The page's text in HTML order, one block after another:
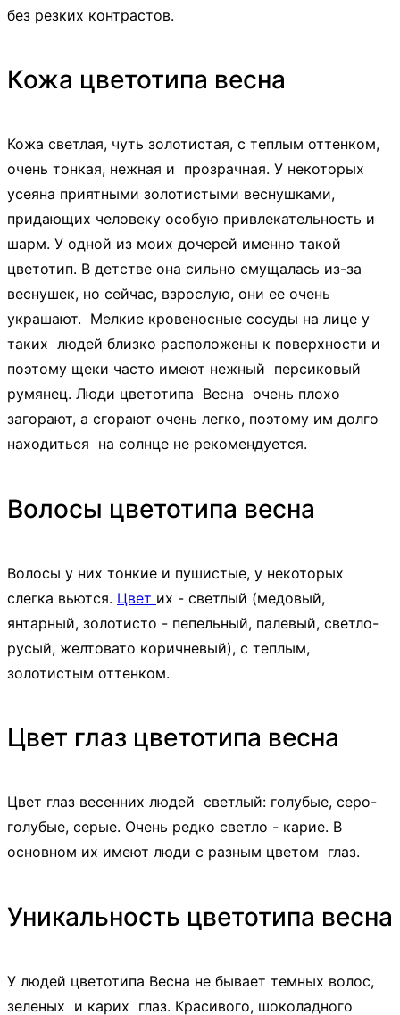
без резких контрастов.
Кожа цветотипа весна
Кожа светлая, чуть золотистая, с теплым оттенком,
очень тонкая, нежная и прозрачная. У некоторых
усеяна приятными золотистыми веснушками,
придающих человеку особую привлекательность и
шарм. У одной из моих дочерей именно такой
цветотип. В детстве она сильно смущалась из-за
веснушек, но сейчас, взрослую, они ее очень
украшают. Мелкие кровеносные сосуды на лице у
таких людей близко расположены к поверхности и
поэтому щеки часто имеют нежный персиковый
румянец. Люди цветотипа Весна очень плохо
загорают, а сгорают очень легко, поэтому им долго
находиться на солнце не рекомендуется.
Волосы цветотипа весна
Волосы у них тонкие и пушистые, у некоторых
слегка вьются. Цвет их - светлый (медовый,
янтарный, золотисто - пепельный, палевый, светло-
русый, желтовато коричневый), с теплым,
золотистым оттенком.
Цвет глаз цветотипа весна
Цвет глаз весенних людей светлый: голубые, серо-
голубые, серые. Очень редко светло - карие. В
основном их имеют люди с разным цветом глаз.
Уникальность цветотипа весна
У людей цветотипа Весна не бывает темных волос,
зеленых и карих глаз. Красивого, шоколадного